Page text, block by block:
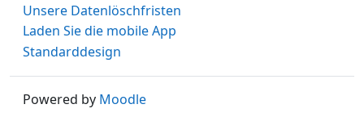
Unsere Datenlöschfristen
Laden Sie die mobile App
Standarddesign
Powered by Moodle